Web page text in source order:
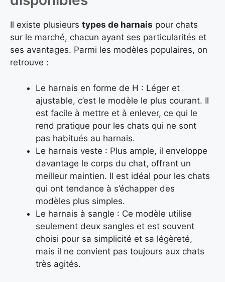
Il existe plusieurs types de harnais pour chats
sur le marché, chacun ayant ses particularités et
ses avantages. Parmi les modèles populaires, on
retrouve :
Le harnais en forme de H : Léger et
ajustable, c’est le modèle le plus courant. Il
est facile à mettre et à enlever, ce qui le
rend pratique pour les chats qui ne sont
pas habitués au harnais.
Le harnais veste : Plus ample, il enveloppe
davantage le corps du chat, offrant un
meilleur maintien. Il est idéal pour les chats
qui ont tendance à s’échapper des
modèles plus simples.
Le harnais à sangle : Ce modèle utilise
seulement deux sangles et est souvent
choisi pour sa simplicité et sa légèreté,
mais il ne convient pas toujours aux chats
très agités.